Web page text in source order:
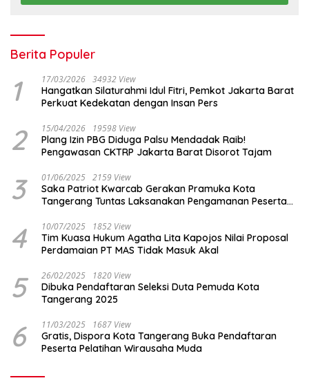
Berita Populer
1 17/03/2026 34932 View
Hangatkan Silaturahmi Idul Fitri, Pemkot Jakarta Barat
Perkuat Kedekatan dengan Insan Pers
2 15/04/2026 19598 View
Plang Izin PBG Diduga Palsu Mendadak Raib!
Pengawasan CKTRP Jakarta Barat Disorot Tajam
3 01/06/2025 2159 View
Saka Patriot Kwarcab Gerakan Pramuka Kota
Tangerang Tuntas Laksanakan Pengamanan Peserta
4 10/07/2025 1852 View
Tim Kuasa Hukum Agatha Lita Kapojos Nilai Proposal
Perdamaian PT MAS Tidak Masuk Akal
5 26/02/2025 1820 View
Dibuka Pendaftaran Seleksi Duta Pemuda Kota
Tangerang 2025
6 11/03/2025 1687 View
Gratis, Dispora Kota Tangerang Buka Pendaftaran
Peserta Pelatihan Wirausaha Muda